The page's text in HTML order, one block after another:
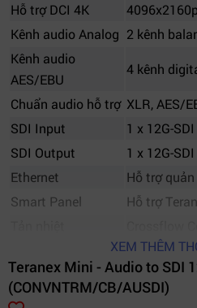
Hỗ trợ DCI 4K
4096x2160p
Kênh audio Analog 2 kênh
Kênh audio
AES/EBU
4 kênh
Chuẩn audio hỗ trợ XLR, AES/
SDI Input
1 x 12G-SDI
SDI Output
1 x 12G-SDI
Ethernet
Hỗ trợ
Smart Panel
Hỗ trợ
1/3 rack
Nguồn điện
AC 90V –
Hệ điều hành quản
XEM THÊM
Teranex Mini - Audio to SDI
(CONVNTRM/CB/AUSDI)